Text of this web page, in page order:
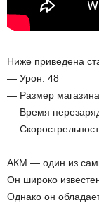
Ниже приведена
— Урон: 48
— Размер
— Время
—
АКМ — один из
Он широко
Однако он